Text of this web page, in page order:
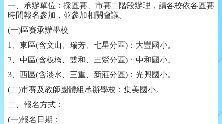
一、承辦單位：採區賽、市賽二階段辦理，請各校依各區賽
時間報名參加，並參加相關會議。
(一)區賽承辦學校
1、東區(含文山、瑞芳、七星分區)：大豐國小。
2、中區(含板橋、雙和、三鶯分區)：中和國小。
3、西區(含淡水、三重、新莊分區)：光興國小。
(二)市賽及教師團體組承辦學校：集美國小。
二、報名方式：
(一)報名日期：